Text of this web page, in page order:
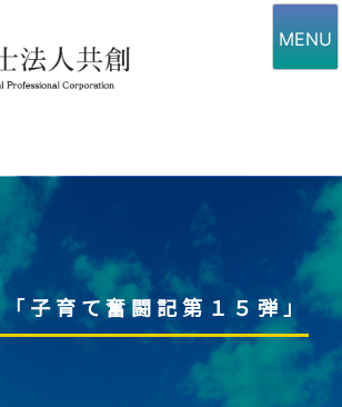
MENU
子育て奮闘記第１５弾」